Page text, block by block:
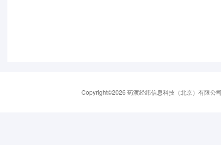
Copyright©2026 药渡经纬信息科技（北京）有限公